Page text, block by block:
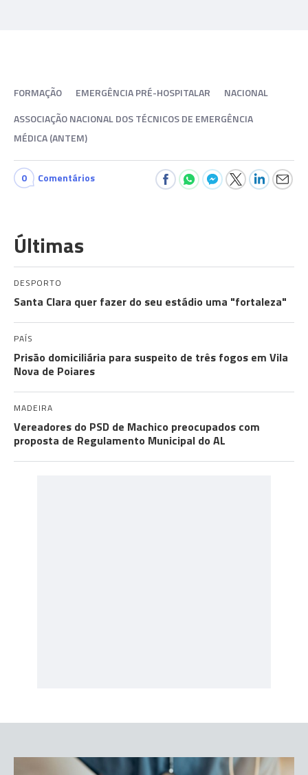
FORMAÇÃO EMERGÊNCIA PRÉ-HOSPITALAR
NACIONAL
ASSOCIAÇÃO NACIONAL DOS TÉCNICOS DE EMERGÊNCIA
MÉDICA (ANTEM)
0 Comentários
Últimas
DESPORTO
Santa Clara quer fazer do seu estádio uma "fortaleza"
PAÍS
Prisão domiciliária para suspeito de três fogos em Vila
Nova de Poiares
MADEIRA
Vereadores do PSD de Machico preocupados com
proposta de Regulamento Municipal do AL